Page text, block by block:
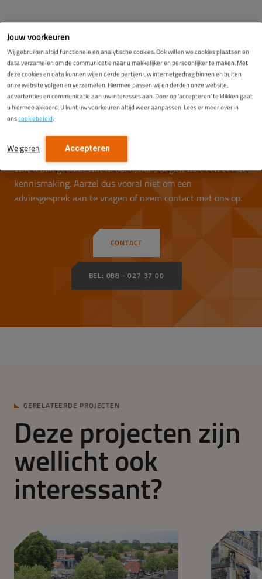
Jouw voorkeuren
Wij gebruiken altijd functionele en analytische cookies. Ook willen we cookies plaatsen en
data verzamelen om de communicatie naar u makkelijker en persoonlijker te maken. Met
deze cookies en data kunnen wij en derde partijen uw internetgedrag binnen en buiten
onze website volgen en verzamelen. Hiermee passen wij en derden onze website,
advertenties en communicatie aan uw interesses aan. Door op ‘accepteren’ te klikken gaat
u hiermee akkoord. U kunt uw voorkeuren altijd weer aanpassen. Lees er meer over in
onscookiebeleid.
Weigeren Accepteren
Meer weten?
Wat u ook gedaan wilt hebben, alles begint met een eerste
kennismaking. Aarzel dus vooral niet om een
adviesgesprek aan te vragen of neem contact met ons op.
CONTACT
BEL: 088 - 027 37 00
GERELATEERDE PROJECTEN
Deze projecten zijn
wellicht ook
interessant?